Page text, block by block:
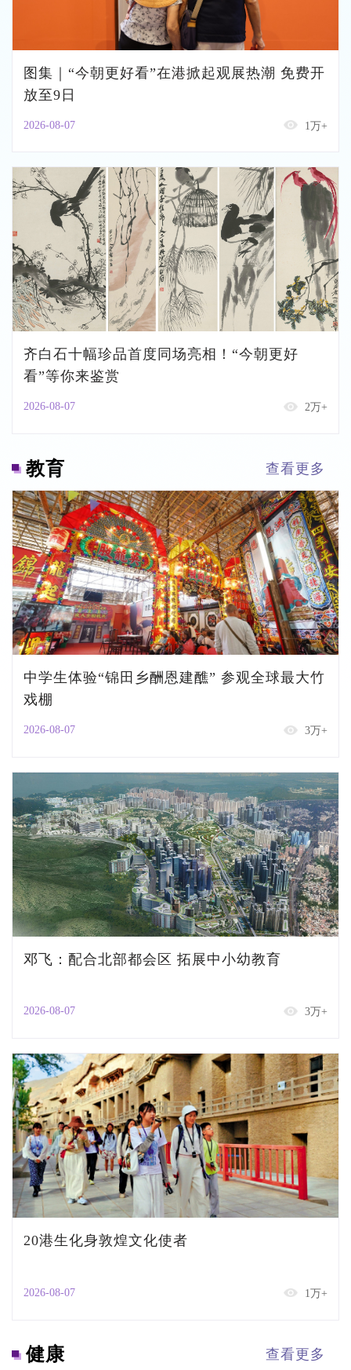
图集｜“今朝更好看”在港掀起观展热潮 免费开
放至9日
2026-08-07 1万+
齐白石十幅珍品首度同场亮相！“今朝更好
看”等你来鉴赏
2026-08-07 2万+
教育 查看更多
中学生体验“锦田乡酬恩建醮” 参观全球最大竹
戏棚
2026-08-07 3万+
邓飞：配合北部都会区 拓展中小幼教育
2026-08-07 3万+
20港生化身敦煌文化使者
2026-08-07 1万+
健康 查看更多